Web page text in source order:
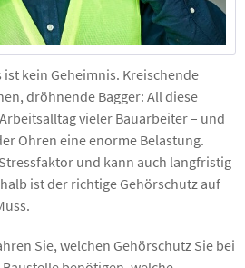
kein Geheimnis. Kreischende
dröhnende Bagger: All diese
vieler Bauarbeiter – und
Ohren eine enorme Belastung.
und kann auch langfristig
ist der richtige Gehörschutz auf
Sie, welchen Gehörschutz Sie bei